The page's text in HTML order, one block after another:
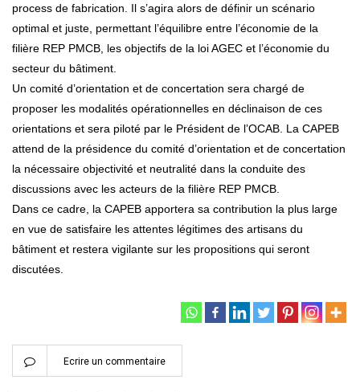
process de fabrication. Il s’agira alors de définir un scénario
optimal et juste, permettant l’équilibre entre l’économie de la
filière REP PMCB, les objectifs de la loi AGEC et l’économie du
secteur du bâtiment.
Un comité d’orientation et de concertation sera chargé de
proposer les modalités opérationnelles en déclinaison de ces
orientations et sera piloté par le Président de l’OCAB. La CAPEB
attend de la présidence du comité d’orientation et de concertation
la nécessaire objectivité et neutralité dans la conduite des
discussions avec les acteurs de la filière REP PMCB.
Dans ce cadre, la CAPEB apportera sa contribution la plus large
en vue de satisfaire les attentes légitimes des artisans du
bâtiment et restera vigilante sur les propositions qui seront
discutées.
Ecrire un commentaire